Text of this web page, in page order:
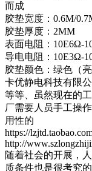
而成
胶垫宽度：0.6M/
胶垫厚度：2MM
表面电阻：10E6Ω-
导电电阻：10E3Ω-
胶垫颜色：绿色（亮
卡优静电科技有限
等等、虽然现在的
厂需要人员手工操
用性的
https://
http://
随着社会的开展，
质条件也是很考究